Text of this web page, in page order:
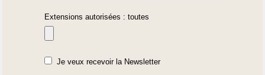
Extensions autorisées : toutes
Je veux recevoir la Newsletter